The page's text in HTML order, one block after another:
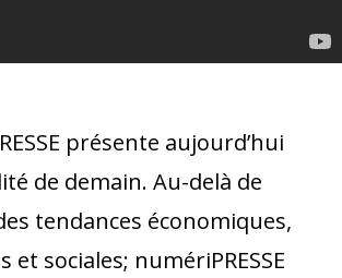
présente aujourd’hui
de demain. Au-delà de
tendances économiques,
et sociales; numériPRESSE